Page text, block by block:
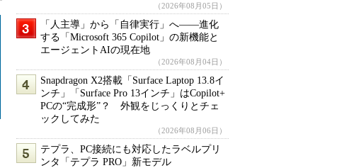
（2026年08月05日）
「人主導」から「自律実行」へ――進化
する「Microsoft 365 Copilot」の新機能と
エージェントAIの現在地
（2026年08月04日）
Snapdragon X2搭載「Surface Laptop 13.8イ
ンチ」「Surface Pro 13インチ」はCopilot+
PCの“完成形”？ 外観をじっくりとチェ
ックしてみた
（2026年08月06日）
テプラ、PC接続にも対応したラベルプリ
ンタ「テプラ PRO」新モデル